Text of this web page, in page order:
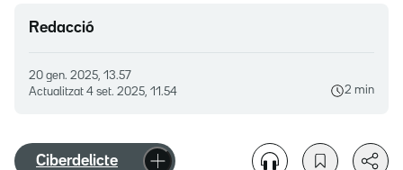
Redacció
20 gen. 2025, 13.57
Actualitzat 4 set. 2025, 11.54 2 min
Ciberdelicte